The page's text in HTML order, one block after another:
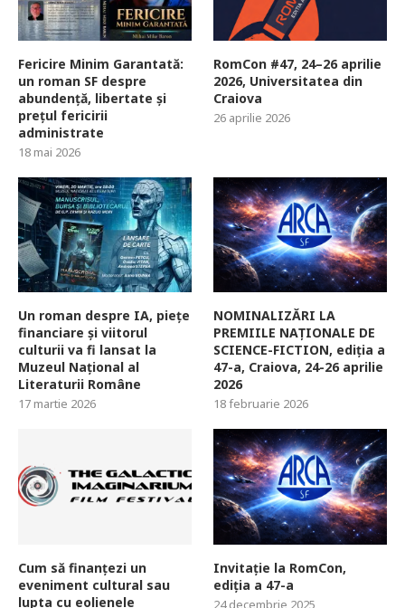
Fericire Minim Garantată:
un roman SF despre
abundență, libertate și
prețul fericirii
administrate
18 mai 2026
RomCon #47, 24–26 aprilie
2026, Universitatea din
Craiova
26 aprilie 2026
Un roman despre IA, piețe
financiare și viitorul
culturii va fi lansat la
Muzeul Național al
Literaturii Române
17 martie 2026
NOMINALIZĂRI LA
PREMIILE NAȚIONALE DE
SCIENCE-FICTION, ediția a
47-a, Craiova, 24-26 aprilie
2026
18 februarie 2026
Cum să finanțezi un
eveniment cultural sau
lupta cu eolienele
Invitație la RomCon,
ediția a 47-a
24 decembrie 2025